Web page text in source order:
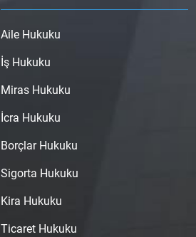
Aile Hukuku
İş Hukuku
Miras Hukuku
İcra Hukuku
Borçlar Hukuku
Sigorta Hukuku
Kira Hukuku
Ticaret Hukuku